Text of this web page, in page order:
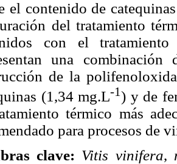
el contenido de
del tratamiento
con el
una combinación
de la
(1,34 mg.L-1) y de
térmico más
para procesos de
clave: Vitis vinifera,